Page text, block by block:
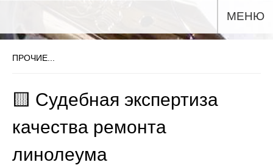
МЕНЮ
ПРОЧИЕ...
🟨 Судебная экспертиза
качества ремонта
линолеума